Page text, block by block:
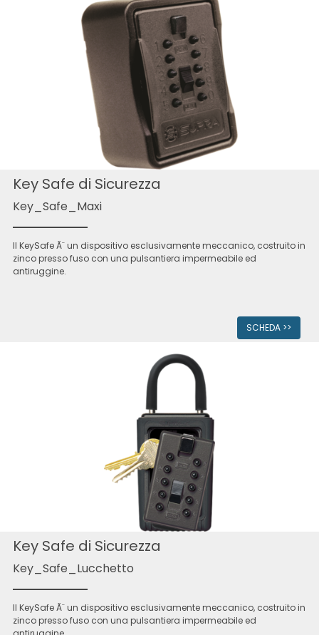
Key Safe di Sicurezza
Key_Safe_Maxi
Il KeySafe Ã¨ un dispositivo esclusivamente meccanico, costruito in
zinco presso fuso con una pulsantiera impermeabile ed
antiruggine.
SCHEDA >>
Key Safe di Sicurezza
Key_Safe_Lucchetto
Il KeySafe Ã¨ un dispositivo esclusivamente meccanico, costruito in
zinco presso fuso con una pulsantiera impermeabile ed